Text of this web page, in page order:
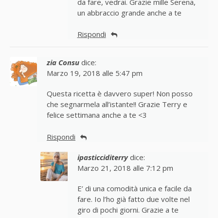
un abbraccio grande anche a te
Rispondi
zia Consu dice:
Marzo 19, 2018 alle 5:47 pm
Questa ricetta è davvero super! Non posso
che segnarmela all’istante!! Grazie Terry e
felice settimana anche a te <3
Rispondi
ipasticciditerry dice:
Marzo 21, 2018 alle 7:12 pm
E’ di una comodità unica e facile da
fare. Io l’ho già fatto due volte nel
giro di pochi giorni. Grazie a te